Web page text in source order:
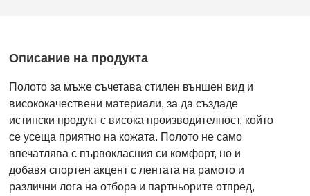
Описание на продукта
Полото за мъже съчетава стилен външен вид и
висококачествени материали, за да създаде
истински продукт с висока производителност, който
се усеща приятно на кожата. Полото не само
впечатлява с първокласния си комфорт, но и
добавя спортен акцент с лентата на рамото и
различни лога на отбора и партньорите отпред,